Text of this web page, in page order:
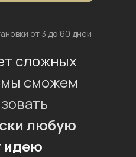
от 3 до 60 дней
сложных
мы сможем
любую
идею